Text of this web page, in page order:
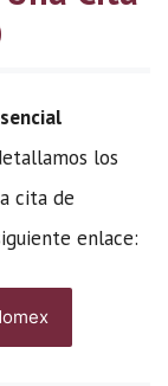
los
cita de
enlace: